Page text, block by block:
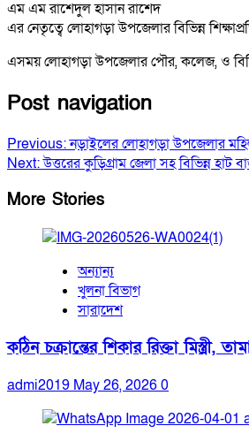
এম এম রাশেদুল হাসান রাশেদ
এর নেতৃত্বে লোহাগড়া উপজেলার বিভিন্ন
এসময় লোহাগড়া উপজেলার পৌর, কলেজ, ও
Post navigation
Previous:নড়াইলের লোহাগড়া উপজেলার
Next:উত্তরের কুড়িগ্রাম জেলা সহ বিভিন্ন হাট
More Stories
অন্যান্য
খুলনা বিভাগ
সারাদেশ
কঠিন চক্রান্তের শিকার রিক্তা মিস্ত্রী,
admi2019 May 26, 20260